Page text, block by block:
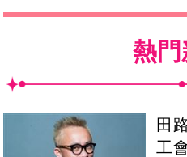
熱門
田
工